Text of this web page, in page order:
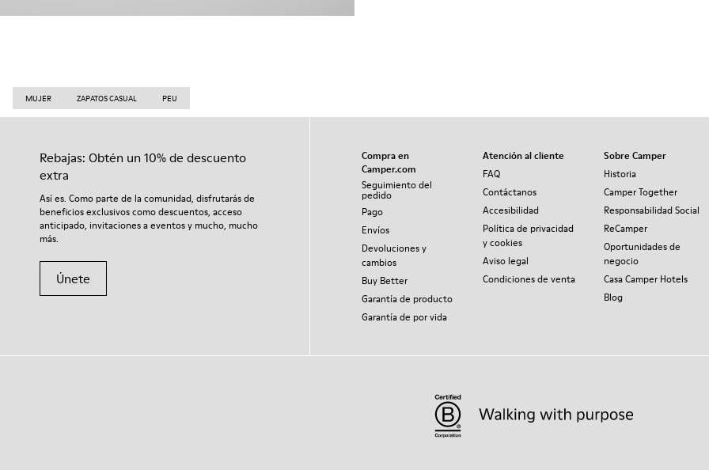
MUJER ZAPATOS CASUAL PEU
Rebajas: Obtén un 10% de descuento
extra
Así es. Como parte de la comunidad, disfrutarás de
beneficios exclusivos como descuentos, acceso
anticipado, invitaciones a eventos y mucho, mucho
más.
Únete
Compra en
Camper.com
Seguimiento del
pedido
Pago
Envíos
Devoluciones y
cambios
Buy Better
Garantía de producto
Garantía de por vida
Atención al cliente
FAQ
Contáctanos
Accesibilidad
Política de privacidad
y cookies
Aviso legal
Condiciones de venta
Sobre Camper
Historia
Camper Together
Responsabilidad Social
ReCamper
Oportunidades de
negocio
Casa Camper Hotels
Blog